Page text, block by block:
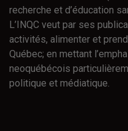
recherche et d’éducation
L’INQC veut par ses
activités, alimenter et
Québec; en mettant
neoquébécois
politique et médiatique.